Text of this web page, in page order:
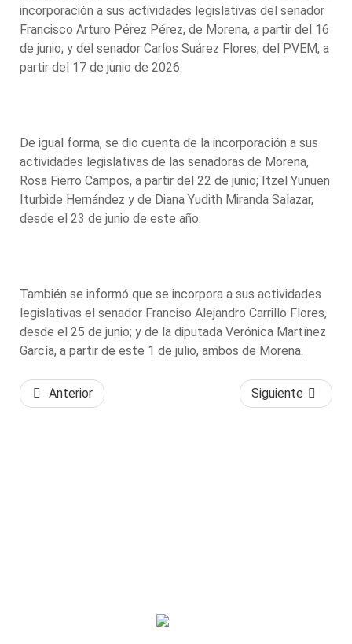
incorporación a sus actividades legislativas del senador
Francisco Arturo Pérez Pérez, de Morena, a partir del 16
de junio; y del senador Carlos Suárez Flores, del PVEM, a
partir del 17 de junio de 2026.
De igual forma, se dio cuenta de la incorporación a sus
actividades legislativas de las senadoras de Morena,
Rosa Fierro Campos, a partir del 22 de junio; Itzel Yunuen
Iturbide Hernández y de Diana Yudith Miranda Salazar,
desde el 23 de junio de este año.
También se informó que se incorpora a sus actividades
legislativas el senador Franciso Alejandro Carrillo Flores,
desde el 25 de junio; y de la diputada Verónica Martínez
García, a partir de este 1 de julio, ambos de Morena.
Anterior Siguiente